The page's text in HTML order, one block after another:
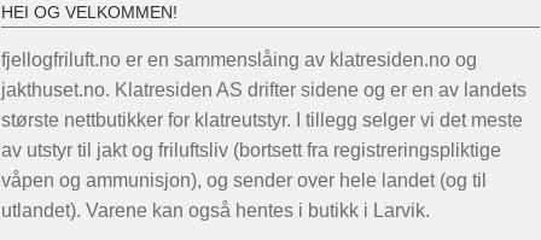
HEI OG VELKOMMEN!
fjellogfriluft.no er en sammenslåing av klatresiden.no og
jakthuset.no. Klatresiden AS drifter sidene og er en av landets
største nettbutikker for klatreutstyr. I tillegg selger vi det meste
av utstyr til jakt og friluftsliv (bortsett fra registreringspliktige
våpen og ammunisjon), og sender over hele landet (og til
utlandet). Varene kan også hentes i butikk i Larvik.